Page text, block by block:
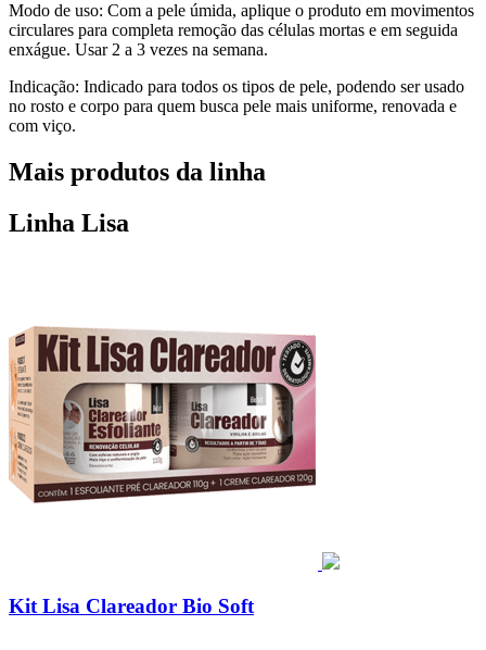
Modo de uso: Com a pele úmida, aplique o produto em movimentos
circulares para completa remoção das células mortas e em seguida
enxágue. Usar 2 a 3 vezes na semana.
Indicação: Indicado para todos os tipos de pele, podendo ser usado
no rosto e corpo para quem busca pele mais uniforme, renovada e
com viço.
Mais produtos da linha
Linha Lisa
Kit Lisa Clareador Bio Soft